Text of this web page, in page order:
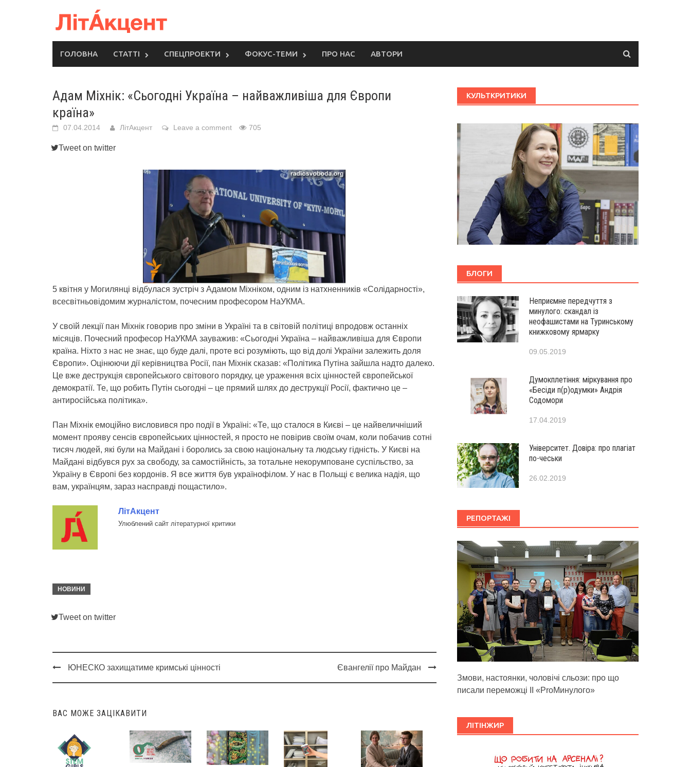
ГОЛОВНА СТАТТІ СПЕЦПРОЕКТИ ФОКУС-ТЕМИ ПРО НАС АВТОРИ
Адам Міхнік: «Сьогодні Україна – найважливіша для Європи
країна»
07.04.2014 ЛітАкцент Leave a comment 705
Tweet on twitter
5 квітня у Могилянці відбулася зустріч з Адамом Міхніком, одним із натхненників «Солідарності»,
всесвітньовідомим журналістом, почесним професором НаУКМА.
У своїй лекції пан Міхнік говорив про зміни в Україні та в світовій політиці впродовж останніх
місяців. Почесний професор НаУКМА зауважив: «Сьогодні Україна – найважливіша для Європи
країна. Ніхто з нас не знає, що буде далі, проте всі розуміють, що від долі України залежить доля
Європи». Оцінюючи дії керівництва Росії, пан Міхнік сказав: «Політика Путіна зайшла надто далеко.
Це вже деструкція європейського світового порядку, це ураження всіх цінностей європейської
демократії. Те, що робить Путін сьогодні – це прямий шлях до деструкції Росії, фактично це –
антиросійська політика».
Пан Міхнік емоційно висловився про події в Україні: «Те, що сталося в Києві – це найвеличніший
момент прояву сенсів європейських цінностей, я просто не повірив своїм очам, коли побачив сотні
тисяч людей, які були на Майдані і боролись за свою національну та людську гідність. У Києві на
Майдані відбувся рух за свободу, за самостійність, за тотальне некорумповане суспільство, за
Україну в Європі без кордонів. Я все життя був українофілом. У нас в Польщі є велика надія, що
вам, українцям, зараз насправді пощастило».
ЛітАкцент
Улюблений сайт літературної критики
НОВИНИ
Tweet on twitter
Post
ЮНЕСКО захищатиме кримські цінності Євангелії про Майдан
ВАС МОЖЕ ЗАЦІКАВИТИ
КУЛЬТКРИТИКИ
БЛОГИ
Неприємне передчуття з
минулого: скандал із
неофашистами на Туринському
книжковому ярмарку
09.05.2019
Думокплетіння: міркування про
«Бесіди п(р)одумки» Андрія
Содомори
17.04.2019
Університет. Довіра: про плагіат
по-чеськи
26.02.2019
РЕПОРТАЖІ
Змови, настоянки, чоловічі сльози: про що
писали переможці ІІ «ProМинулого»
ЛІТІНЖИР